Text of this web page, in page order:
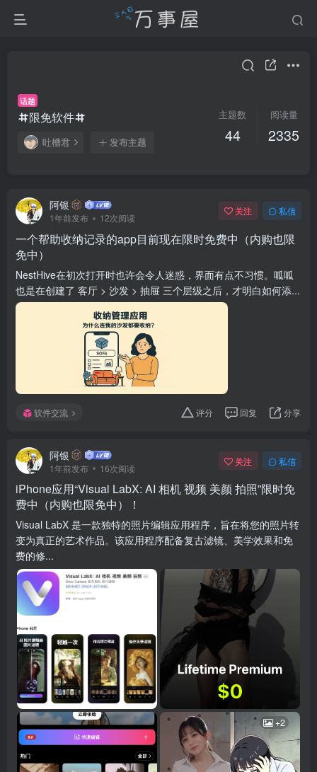
话题
限免软件
吐槽君 发布主题
主题数
44
阅读量
2335
阿银
1年前发布 12次阅读
关注 私信
一个帮助收纳记录的app目前现在限时免费中（内购也限
免中）
NestHive在初次打开时也许会令人迷惑，界面有点不习惯。呱呱
也是在创建了 客厅 > 沙发 > 抽屉 三个层级之后，才明白如何添...
软件交流 评分 回复 分享
阿银
1年前发布 16次阅读
关注 私信
iPhone应用“Visual LabX: AI 相机 视频 美颜 拍照”限时免
费中（内购也限免中）！
Visual LabX 是一款独特的照片编辑应用程序，旨在将您的照片转
变为真正的艺术作品。该应用程序配备复古滤镜、美学效果和免
费的修...
+2